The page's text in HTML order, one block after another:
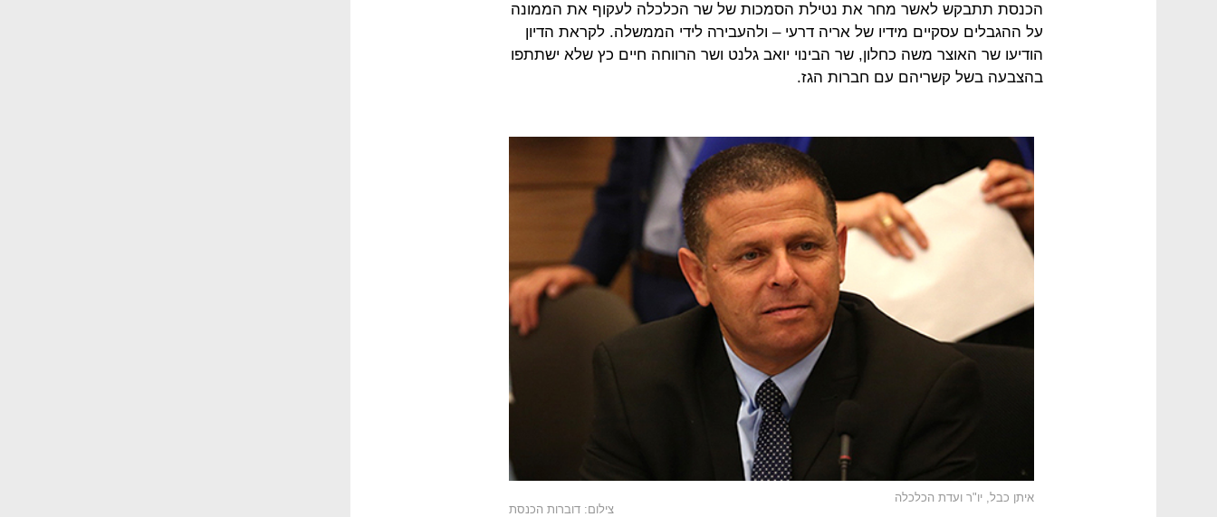
הכנסת תתבקש לאשר מחר את נטילת הסמכות של שר הכלכלה לעקוף את הממונה
על ההגבלים עסקיים מידיו של אריה דרעי – ולהעבירה לידי הממשלה. לקראת הדיון
הודיעו שר האוצר משה כחלון, שר הבינוי יואב גלנט ושר הרווחה חיים כץ שלא ישתתפו
בהצבעה בשל קשריהם עם חברות הגז.
איתן כבל, יו"ר ועדת הכלכלה
צילום: דוברות הכנסת